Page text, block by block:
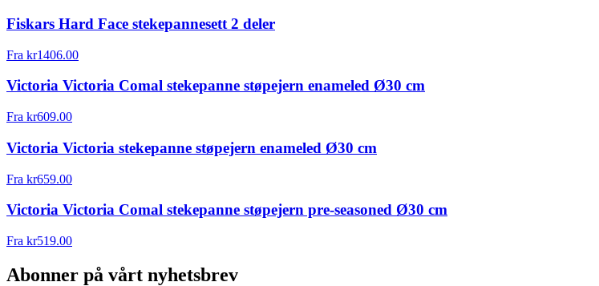
Fiskars Hard Face stekepannesett 2 deler
Fra kr1406.00
Victoria Victoria Comal stekepanne støpejern enameled Ø30 cm
Fra kr609.00
Victoria Victoria stekepanne støpejern enameled Ø30 cm
Fra kr659.00
Victoria Victoria Comal stekepanne støpejern pre-seasoned Ø30 cm
Fra kr519.00
Abonner på vårt nyhetsbrev